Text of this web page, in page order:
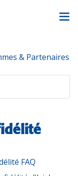
& Partenaires
FAQ